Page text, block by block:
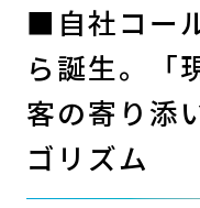
■自社コー
ら誕生。「
客の寄り添
ゴリズム